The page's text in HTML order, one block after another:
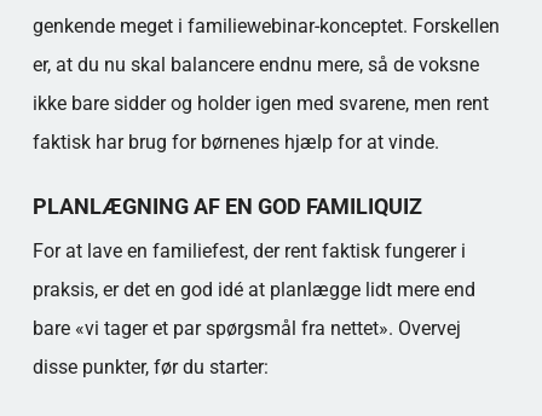
genkende meget i familiewebinar-konceptet. Forskellen
er, at du nu skal balancere endnu mere, så de voksne
ikke bare sidder og holder igen med svarene, men rent
faktisk har brug for børnenes hjælp for at vinde.
PLANLÆGNING AF EN GOD FAMILIQUIZ
For at lave en familiefest, der rent faktisk fungerer i
praksis, er det en god idé at planlægge lidt mere end
bare «vi tager et par spørgsmål fra nettet». Overvej
disse punkter, før du starter: